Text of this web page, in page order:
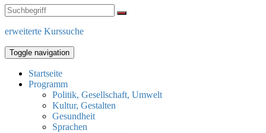
erweiterte Kurssuche
Toggle navigation
Startseite
Programm
Politik, Gesellschaft, Umwelt
Kultur, Gestalten
Gesundheit
Sprachen